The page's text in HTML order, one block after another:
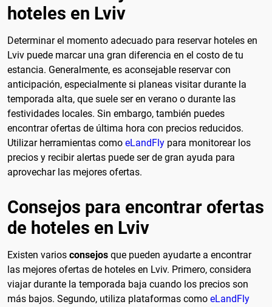
hoteles en Lviv
Determinar el momento adecuado para reservar hoteles en
Lviv puede marcar una gran diferencia en el costo de tu
estancia. Generalmente, es aconsejable reservar con
anticipación, especialmente si planeas visitar durante la
temporada alta, que suele ser en verano o durante las
festividades locales. Sin embargo, también puedes
encontrar ofertas de última hora con precios reducidos.
Utilizar herramientas como eLandFly para monitorear los
precios y recibir alertas puede ser de gran ayuda para
aprovechar las mejores ofertas.
Consejos para encontrar ofertas
de hoteles en Lviv
Existen varios consejos que pueden ayudarte a encontrar
las mejores ofertas de hoteles en Lviv. Primero, considera
viajar durante la temporada baja cuando los precios son
más bajos. Segundo, utiliza plataformas como eLandFly